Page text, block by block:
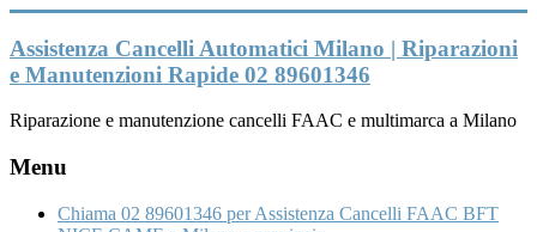
al
contenuto
Assistenza Cancelli Automatici Milano | Riparazioni
e Manutenzioni Rapide 02 89601346
Riparazione e manutenzione cancelli FAAC e multimarca a Milano
Menu
Chiama 02 89601346 per Assistenza Cancelli FAAC BFT